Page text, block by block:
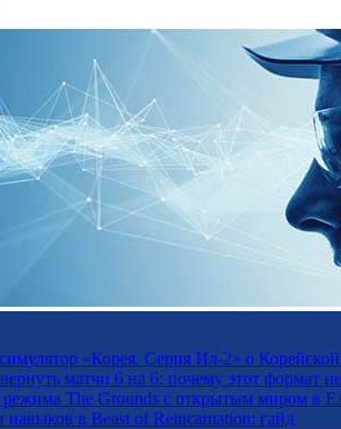
«Корея. Серия Ил-2» о
матчи 6 на 6: почему этот формат
режима The Grounds с открытым миром в
навыков в Beast of Reincarnation: гайд